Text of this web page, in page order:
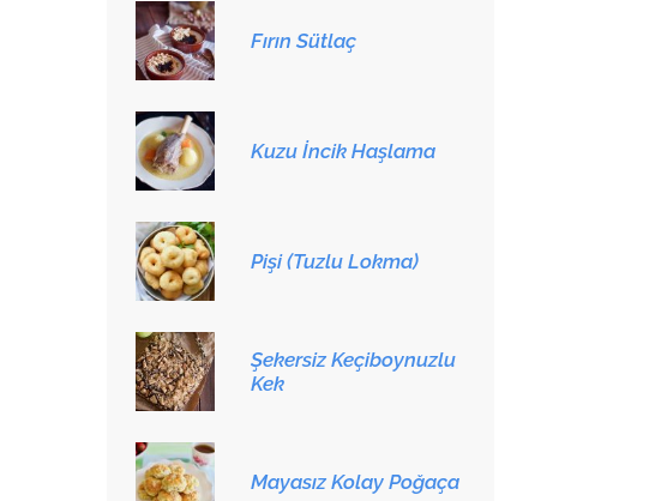
Fırın Sütlaç
Kuzu İncik Haşlama
Pişi (Tuzlu Lokma)
Şekersiz Keçiboynuzlu
Kek
Mayasız Kolay Poğaça